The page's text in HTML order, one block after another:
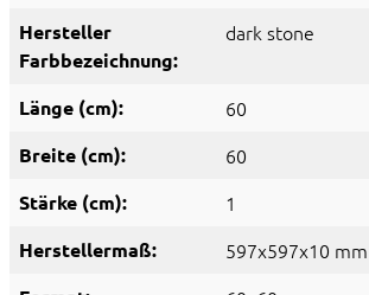
Hersteller
Farbbezeichnung:
dark stone
Länge (cm): 60
Breite (cm): 60
Stärke (cm): 1
Herstellermaß: 597x597x10 mm